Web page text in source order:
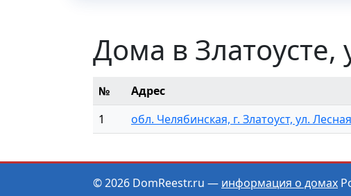
Дома в Златоусте,
№ Адрес
1
обл. Челябинская, г. Златоуст, ул.
© 2026 DomReestr.ru — информация о домах